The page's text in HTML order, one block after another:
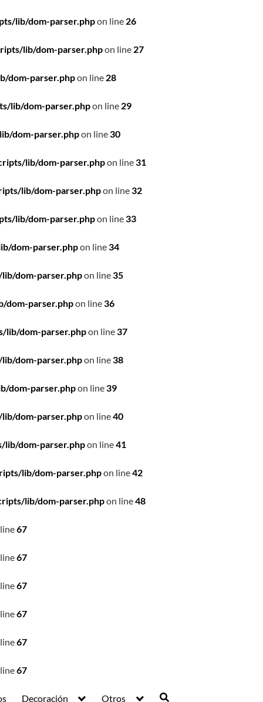
lib/dom-parser.phpon line 26
lib/dom-parser.phpon line 27
dom-parser.phpon line 28
lib/dom-parser.phpon line 29
dom-parser.phpon line30
lib/dom-parser.phpon line31
lib/dom-parser.phpon line32
lib/dom-parser.phpon line33
dom-parser.phpon line34
dom-parser.phpon line35
dom-parser.phpon line36
dom-parser.phpon line37
dom-parser.phpon line38
dom-parser.phpon line39
dom-parser.phpon line40
dom-parser.phpon line41
lib/dom-parser.phpon line42
lib/dom-parser.phpon line48
67
67
67
67
67
67
Decoración Otros